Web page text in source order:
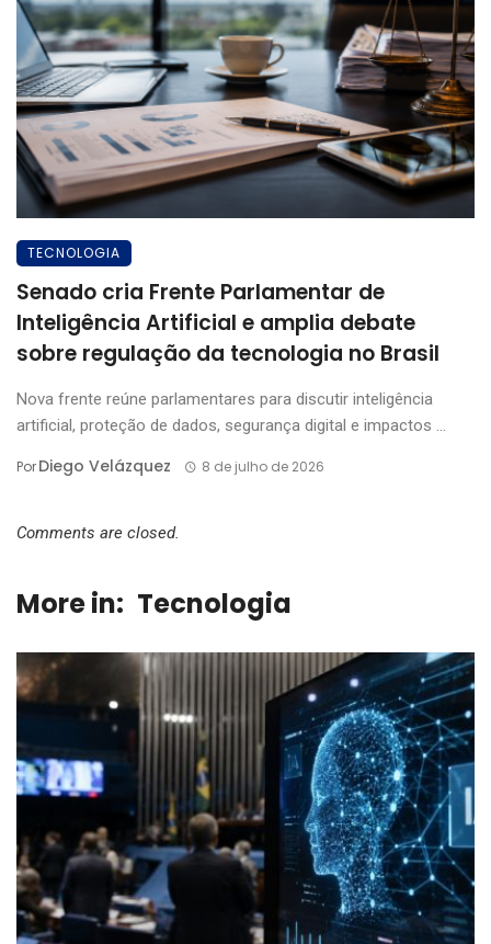
TECNOLOGIA
Senado cria Frente Parlamentar de
Inteligência Artificial e amplia debate
sobre regulação da tecnologia no Brasil
Nova frente reúne parlamentares para discutir inteligência
artificial, proteção de dados, segurança digital e impactos ...
PorDiego Velázquez 8 de julho de 2026
Comments are closed.
More in: Tecnologia